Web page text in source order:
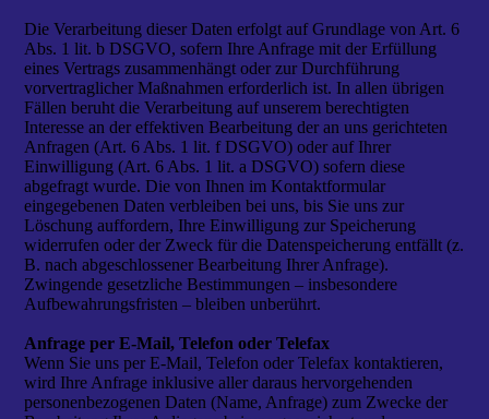
Die Verarbeitung dieser Daten erfolgt auf Grundlage von Art. 6
Abs. 1 lit. b DSGVO, sofern Ihre Anfrage mit der Erfüllung
eines Vertrags zusammenhängt oder zur Durchführung
vorvertraglicher Maßnahmen erforderlich ist. In allen übrigen
Fällen beruht die Verarbeitung auf unserem berechtigten
Interesse an der effektiven Bearbeitung der an uns gerichteten
Anfragen (Art. 6 Abs. 1 lit. f DSGVO) oder auf Ihrer
Einwilligung (Art. 6 Abs. 1 lit. a DSGVO) sofern diese
abgefragt wurde. Die von Ihnen im Kontaktformular
eingegebenen Daten verbleiben bei uns, bis Sie uns zur
Löschung auffordern, Ihre Einwilligung zur Speicherung
widerrufen oder der Zweck für die Datenspeicherung entfällt (z.
B. nach abgeschlossener Bearbeitung Ihrer Anfrage).
Zwingende gesetzliche Bestimmungen – insbesondere
Aufbewahrungsfristen – bleiben unberührt.
Anfrage per E-Mail, Telefon oder Telefax
Wenn Sie uns per E-Mail, Telefon oder Telefax kontaktieren,
wird Ihre Anfrage inklusive aller daraus hervorgehenden
personenbezogenen Daten (Name, Anfrage) zum Zwecke der